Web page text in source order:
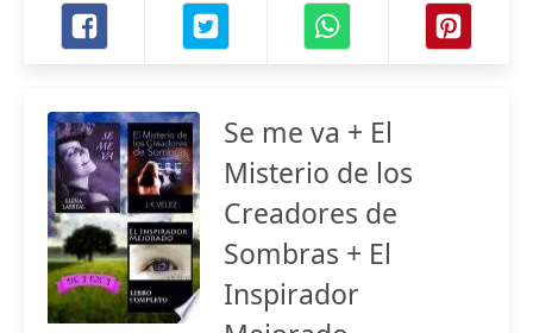
Se me va + El
Misterio de los
Creadores de
Sombras + El
Inspirador